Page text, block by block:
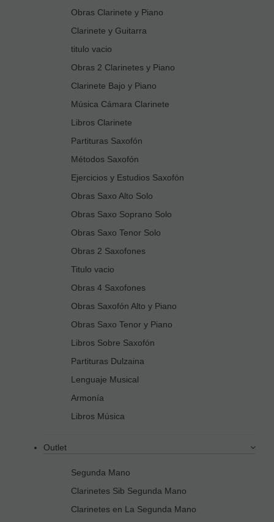
Obras Clarinete y Piano
Clarinete y Guitarra
titulo vacio
Obras 2 Clarinetes y Piano
Clarinete Bajo y Piano
Música Cámara Clarinete
Libros Clarinete
Partituras Saxofón
Métodos Saxofón
Ejercicios y Estudios Saxofón
Obras Saxo Alto Solo
Obras Saxo Soprano Solo
Obras Saxo Tenor Solo
Obras 2 Saxofones
Titulo vacio
Obras 4 Saxofones
Obras Saxofón Alto y Piano
Obras Saxo Tenor y Piano
Libros Sobre Saxofón
Partituras Dulzaina
Lenguaje Musical
Armonía
Libros Música
Outlet
Segunda Mano
Clarinetes Sib Segunda Mano
Clarinetes en La Segunda Mano